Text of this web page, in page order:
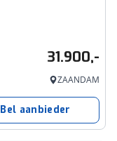
31.900,-
ZAANDAM
Bel aanbieder